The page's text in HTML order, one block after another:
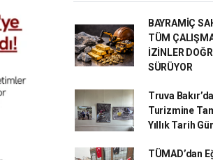
BAYRAMİÇ
TÜM
İZİNLER
SÜRÜYOR
Truva
Turizmine
Yıllık Tarih
TÜMAD’dan